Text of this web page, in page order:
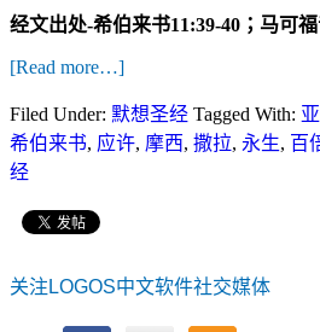
经文出处-希伯来书11:39-40；马可福
[Read more…]
Filed Under: 默想圣经 Tagged With:
希伯来书, 应许, 摩西, 撒拉, 永生, 百
经
关注LOGOS中文软件社交媒体